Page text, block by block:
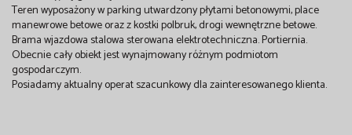
Teren wyposażony w parking utwardzony płytami betonowymi, place
manewrowe betowe oraz z kostki polbruk, drogi wewnętrzne betowe.
Brama wjazdowa stalowa sterowana elektrotechniczna. Portiernia.
Obecnie cały obiekt jest wynajmowany różnym podmiotom
gospodarczym.
Posiadamy aktualny operat szacunkowy dla zainteresowanego klienta.